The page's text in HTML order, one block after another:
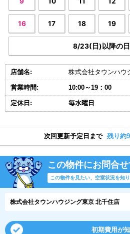
16 17 18 19
8/23(日)以降の
店舗名: 株式会社タウンハウ
営業時間: 10:00～19：00
定休日: 毎水曜日
次回更新予定日まで 残り約
この物件にお問合
この物件を見たい、空室状況を知
株式会社タウンハウジング東京 北千住店
初期費用が